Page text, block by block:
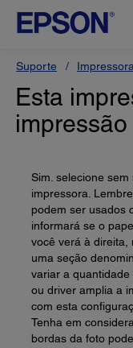
Suporte
Esta
Sim. selecione
impressora.
podem ser usados
informará se o
você verá à direita,
uma seção
variar a quantidade
ou driver amplia a
com esta
Tenha em
bordas da foto